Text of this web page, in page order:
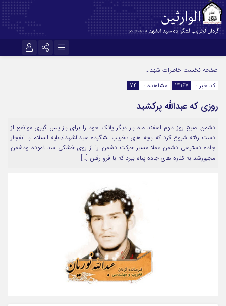
اینستاگرام
سروش
آپارات
رمز عبور
مرا به خاطر بسپار
صفحه نخست خاطرات شهداء
کد خبر :
14167 مشاهده : 74
روزی که عبدالله پرکشید
دشمن صبح روز دوم اسفند ماه بار دیگر پاتک حود را برای باز پس گیری مواضع از
دست رفته شروع کرد که بچه های تخریب لشگرده سیدالشهداءعلیه السلام با انفجار
جاده دسترسی دشمن عملا مسیر حرکت دشمن را از روی خشکی سد نموده ودشمن
مجبورشد به کناره های جاده پناه ببرد که با فرو رفتن […]